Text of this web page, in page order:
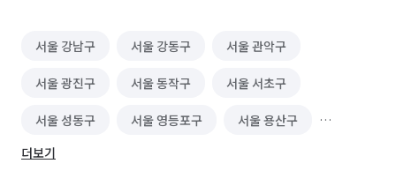
서울 강남구 서울 강동구 서울 관악구
서울 광진구 서울 동작구 서울 서초구
서울 성동구 서울 영등포구 서울 용산구
서울 은평구
더보기